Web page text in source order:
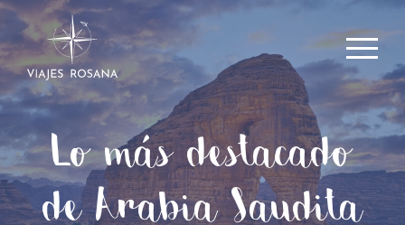
Lo más destacado
de Arabia Saudita